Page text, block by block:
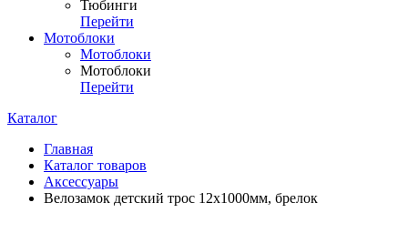
Тюбинги
Перейти
Мотоблоки
Мотоблоки
Мотоблоки
Перейти
Каталог
Главная
Каталог товаров
Аксессуары
Велозамок детский трос 12х1000мм, брелок